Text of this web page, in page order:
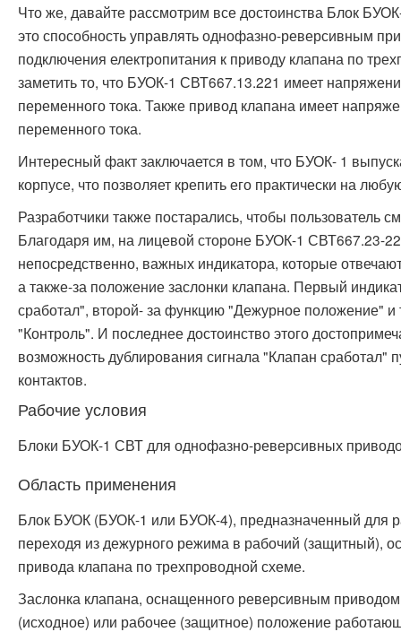
Что же, давайте рассмотрим все достоинства Блок
это способность управлять однофазно-реверсивным
подключения електропитания к приводу клапана по
заметить то, что БУОК-1 СВТ667.13.221 имеет
переменного тока. Также привод клапана имеет
переменного тока.
Интересный факт заключается в том, что БУОК- 1
корпусе, что позволяет крепить его практически на
Разработчики также постарались, чтобы пользователь
Благодаря им, на лицевой стороне БУОК-1 СВТ667.23-
непосредственно, важных индикатора, которые
а также-за положение заслонки клапана. Первый
сработал", второй- за функцию "Дежурное положение" и
"Контроль". И последнее достоинство этого
возможность дублирования сигнала "Клапан сработал"
контактов.
Рабочие условия
Блоки БУОК-1 СВТ для однофазно-реверсивных
Область применения
Блок БУОК (БУОК-1 или БУОК-4), предназначенный для
переходя из дежурного режима в рабочий (защитный),
привода клапана по трехпроводной схеме.
Заслонка клапана, оснащенного реверсивным
(исходное) или рабочее (защитное) положение